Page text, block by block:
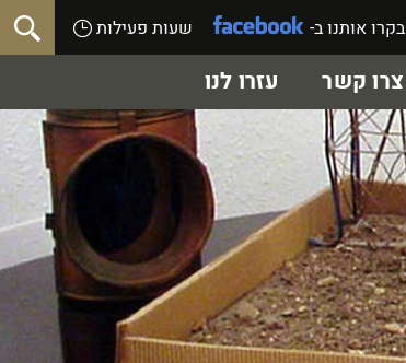
בקרו אותנו ב- שעות פעילות
צרו קשר עזרו לנו